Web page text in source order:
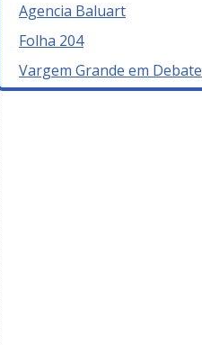
Agencia Baluart
Folha 204
Vargem Grande em Debate